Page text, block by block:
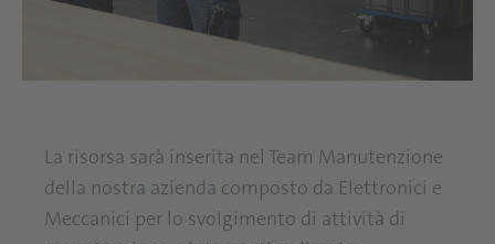
La risorsa sarà inserita nel Team Manutenzione
della nostra azienda composto da Elettronici e
Meccanici per lo svolgimento di attività di